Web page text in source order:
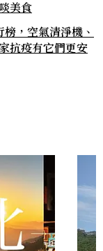
美食
，空氣清淨機、
抗疫有它們更安